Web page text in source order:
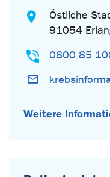
Östliche
91054
0800 85
Weitere